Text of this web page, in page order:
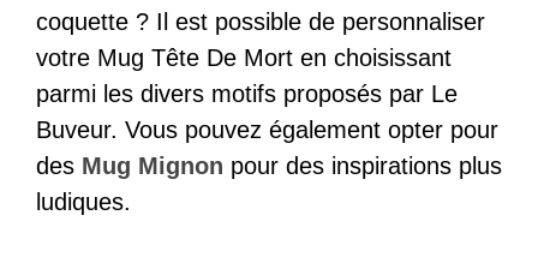
coquette ? Il est possible de personnaliser
votre Mug Tête De Mort en choisissant
parmi les divers motifs proposés par Le
Buveur. Vous pouvez également opter pour
des Mug Mignon pour des inspirations plus
ludiques.